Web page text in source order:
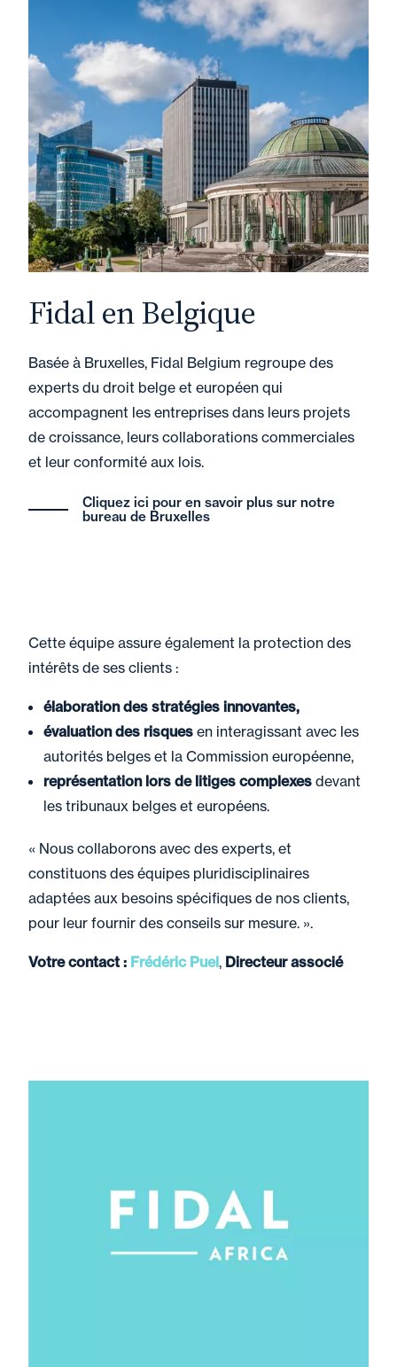
Fidal en Belgique
Basée à Bruxelles, Fidal Belgium regroupe des
experts du droit belge et européen qui
accompagnent les entreprises dans leurs projets
de croissance, leurs collaborations commerciales
et leur conformité aux lois.
Cliquez ici pour en savoir plus sur notre
bureau de Bruxelles
Cette équipe assure également la protection des
intérêts de ses clients :
élaboration des stratégies innovantes,
évaluation des risques en interagissant avec les
autorités belges et la Commission européenne,
représentation lors de litiges complexes devant
les tribunaux belges et européens.
« Nous collaborons avec des experts, et
constituons des équipes pluridisciplinaires
adaptées aux besoins spécifiques de nos clients,
pour leur fournir des conseils sur mesure. ».
Votre contact : Frédéric Puel, Directeur associé